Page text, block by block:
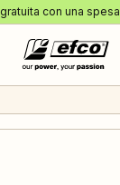
con una